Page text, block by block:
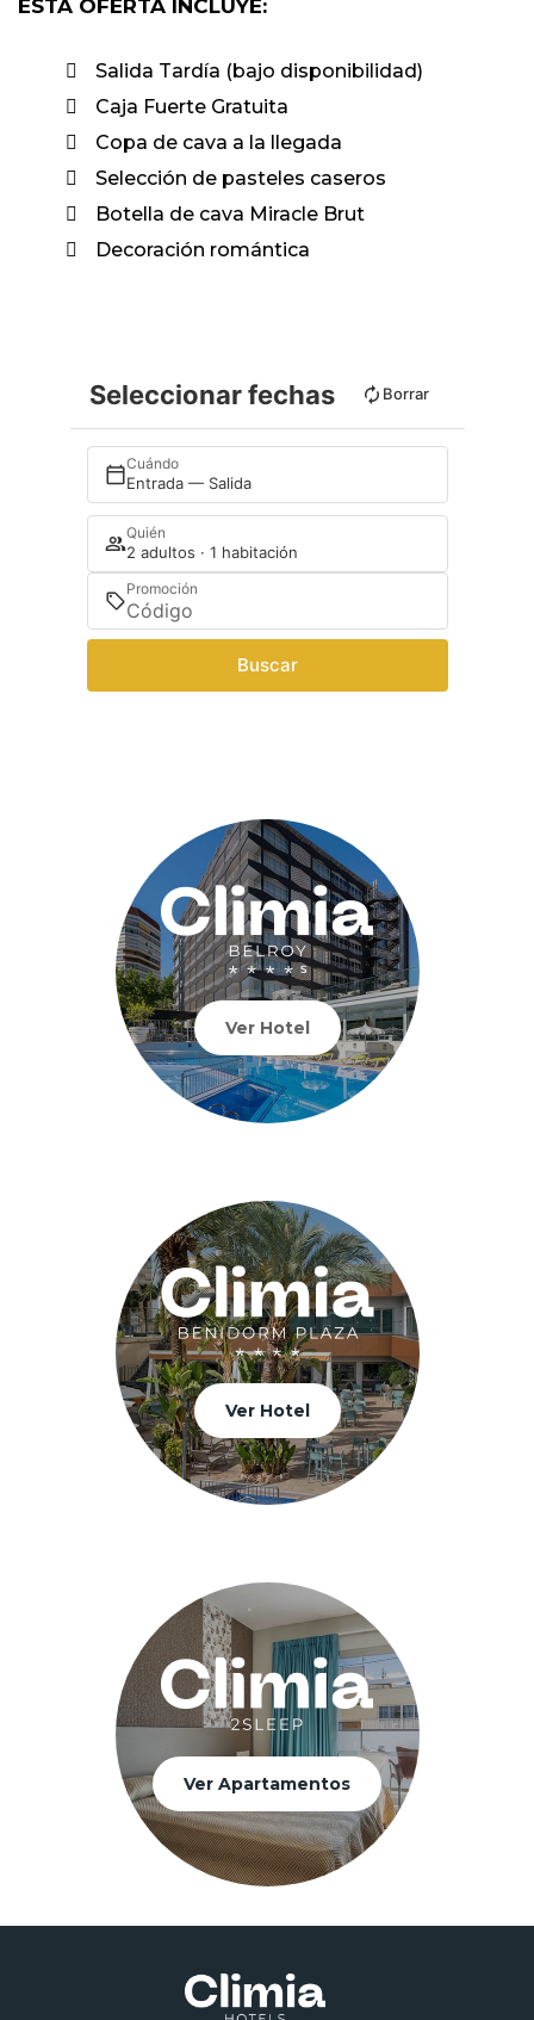
ESTA OFERTA INCLUYE:
Salida Tardía (bajo disponibilidad)
Caja Fuerte Gratuita
Copa de cava a la llegada
Selección de pasteles caseros
Botella de cava Miracle Brut
Decoración romántica
Seleccionar fechas Borrar
Cuándo
Entrada — Salida
Quién
2 adultos · 1 habitación
Promoción
Buscar
Ver Hotel
Ver Hotel
Ver Apartamentos